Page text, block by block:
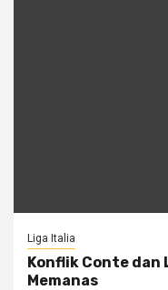
Liga Italia
Konflik Conte dan
Memanas